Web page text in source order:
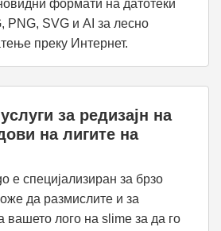
формати на датотеки
PNG, SVG и AI за лесно
преку Интернет.
за редизајн на
на лигите на
е специјализиран за брзо
да размислите и за
вашето лого на slime за да го